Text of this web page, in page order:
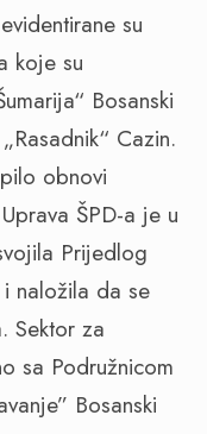
su
koje su
Bosanski
Cazin.
obnovi
ŠPD-a je u
Prijedlog
naložila da se
Sektor za
sa Podružnicom
Bosanski